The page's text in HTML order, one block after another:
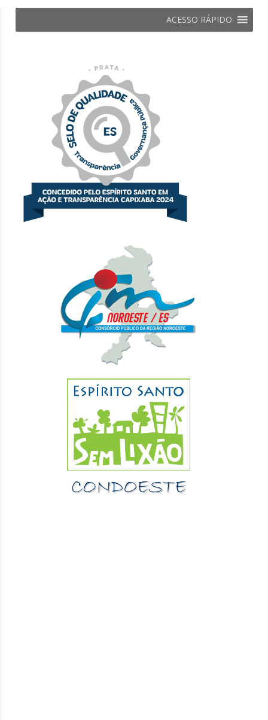
ACESSO RÁPIDO